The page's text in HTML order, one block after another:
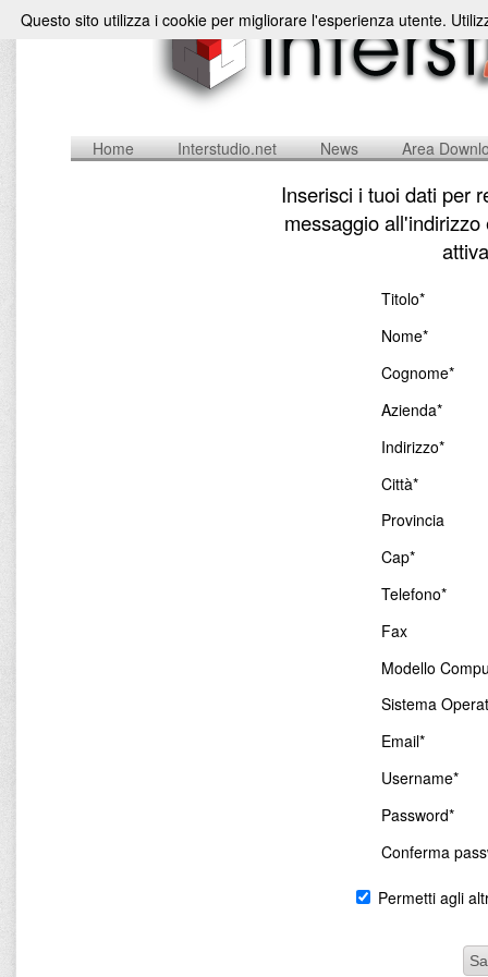
Home Interstudio.net News Area
Inserisci i tuoi dati per
messaggio
Titolo*
Nome*
Cognome*
Azienda*
Indirizzo*
Città*
Provincia
Cap*
Telefono*
Fax
Modello
Sistema
Email*
Username*
Password*
Conferma
Permetti agli
Questo sito utilizza i cookie per migliorare l'esperienza utente.